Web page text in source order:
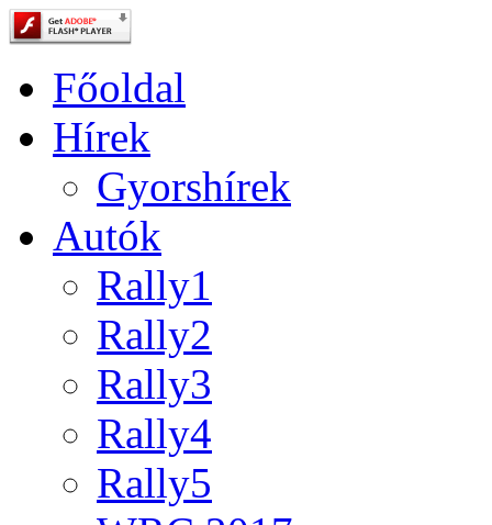
Főoldal
Hírek
Gyorshírek
Autók
Rally1
Rally2
Rally3
Rally4
Rally5